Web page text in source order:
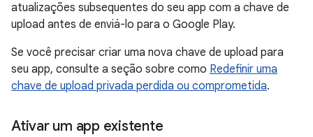
atualizações subsequentes do seu app com a chave de
upload antes de enviá-lo para o Google Play.
Se você precisar criar uma nova chave de upload para
seu app, consulte a seção sobre como Redefinir uma
chave de upload privada perdida ou comprometida.
Ativar um app existente